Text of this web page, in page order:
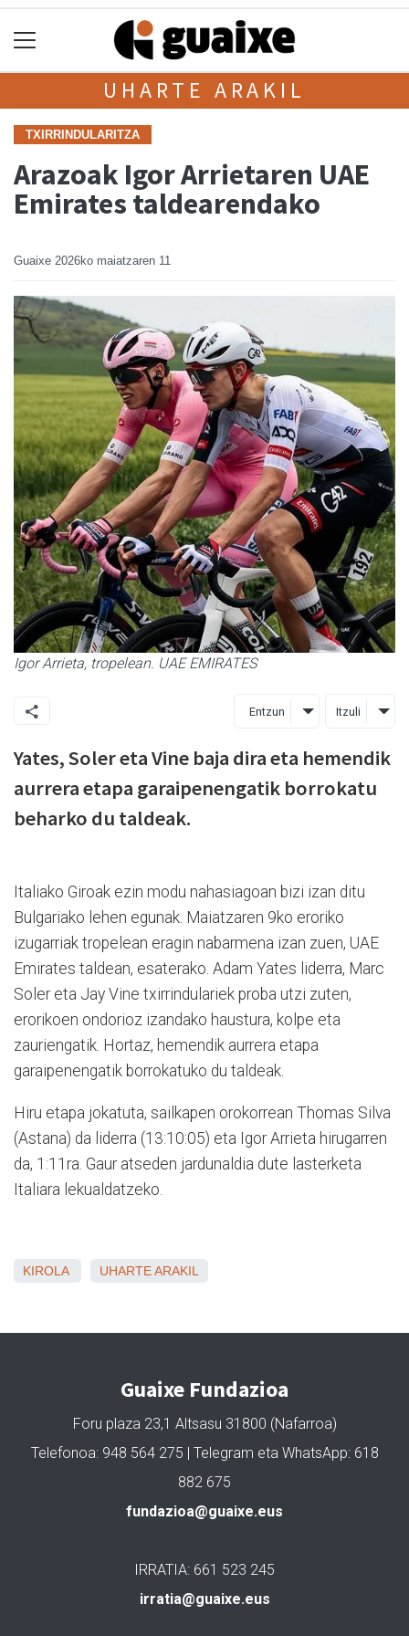
UHARTE ARAKIL
TXIRRINDULARITZA
Arazoak Igor Arrietaren UAE
Emirates taldearendako
Guaixe 2026ko maiatzaren 11
Igor Arrieta, tropelean. UAE EMIRATES
Entzun Itzuli
Yates, Soler eta Vine baja dira eta hemendik
aurrera etapa garaipenengatik borrokatu
beharko du taldeak.
Italiako Giroak ezin modu nahasiagoan bizi izan ditu
Bulgariako lehen egunak. Maiatzaren 9ko eroriko
izugarriak tropelean eragin nabarmena izan zuen, UAE
Emirates taldean, esaterako. Adam Yates liderra, Marc
Soler eta Jay Vine txirrindulariek proba utzi zuten,
erorikoen ondorioz izandako haustura, kolpe eta
zauriengatik. Hortaz, hemendik aurrera etapa
garaipenengatik borrokatuko du taldeak.
Hiru etapa jokatuta, sailkapen orokorrean Thomas Silva
(Astana) da liderra (13:10:05) eta Igor Arrieta hirugarren
da, 1:11ra. Gaur atseden jardunaldia dute lasterketa
Italiara lekualdatzeko.
KIROLA UHARTE ARAKIL
Guaixe Fundazioa
Foru plaza 23,1 Altsasu 31800 (Nafarroa)
Telefonoa: 948 564 275 | Telegram eta WhatsApp: 618
882 675
fundazioa@guaixe.eus
IRRATIA: 661 523 245
irratia@guaixe.eus